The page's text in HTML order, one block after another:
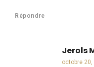
Répondre
Jerols
octobre 20,